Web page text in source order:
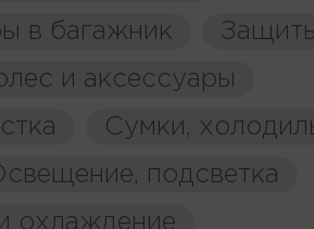
в багажник
и аксессуары
Сумки,
подсветка
охлаждение